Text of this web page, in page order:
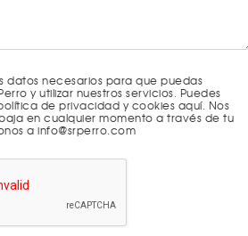
datos necesarios para que puedas
y utilizar nuestros servicios. Puedes
de privacidad y cookies aquí. Nos
en cualquier momento a través de tu
a info@srperro.com